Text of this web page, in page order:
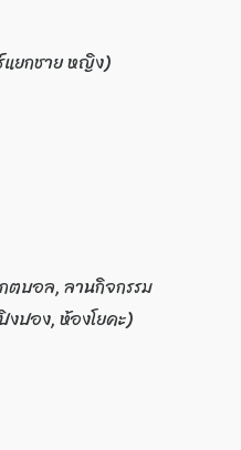
ยกชาย หญิง)
ตบอล, ลานกิจกรรม
งปอง, ห้องโยคะ)